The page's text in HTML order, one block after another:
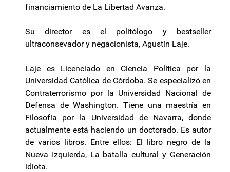
financiamiento de La Libertad Avanza.
Su director es el politólogo y bestseller
ultraconsevador y negacionista, Agustín Laje.
Laje es Licenciado en Ciencia Política por la
Universidad Católica de Córdoba. Se especializó en
Contraterrorismo por la Universidad Nacional de
Defensa de Washington. Tiene una maestría en
Filosofía por la Universidad de Navarra, donde
actualmente está haciendo un doctorado. Es autor
de varios libros. Entre ellos: El libro negro de la
Nueva Izquierda, La batalla cultural y Generación
idiota.